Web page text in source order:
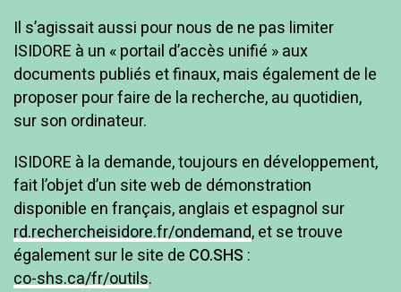
Il s’agissait aussi pour nous de ne pas limiter
ISIDORE à un « portail d’accès unifié » aux
documents publiés et finaux, mais également de le
proposer pour faire de la recherche, au quotidien,
sur son ordinateur.
ISIDORE à la demande, toujours en développement,
fait l’objet d’un site web de démonstration
disponible en français, anglais et espagnol sur
rd.rechercheisidore.fr/ondemand, et se trouve
également sur le site de CO.SHS :
co-shs.ca/fr/outils.